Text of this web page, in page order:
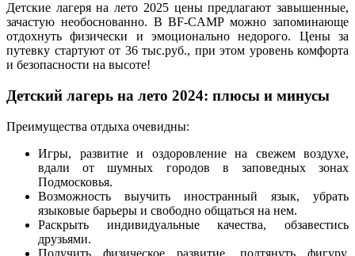
Детские лагеря на лето 2025 цены предлагают завышенные,
зачастую необоснованно. В BF-CAMP можно запоминающе
отдохнуть физически и эмоционально недорого. Цены за
путевку стартуют от 36 тыс.руб., при этом уровень комфорта
и безопасности на высоте!
Детский лагерь на лето 2024: плюсы и минусы
Преимущества отдыха очевидны:
Игры, развитие и оздоровление на свежем воздухе,
вдали от шумных городов в заповедных зонах
Подмосковья.
Возможность выучить иностранный язык, убрать
языковые барьеры и свободно общаться на нем.
Раскрыть индивидуальные качества, обзавестись
друзьями.
Получить физическое развитие, подтянуть фигуру,